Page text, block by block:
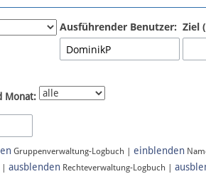
Ausführender Benutzer: Ziel
Monat:
Gruppenverwaltung-Logbuch | einblenden
| ausblenden Rechteverwaltung-Logbuch |